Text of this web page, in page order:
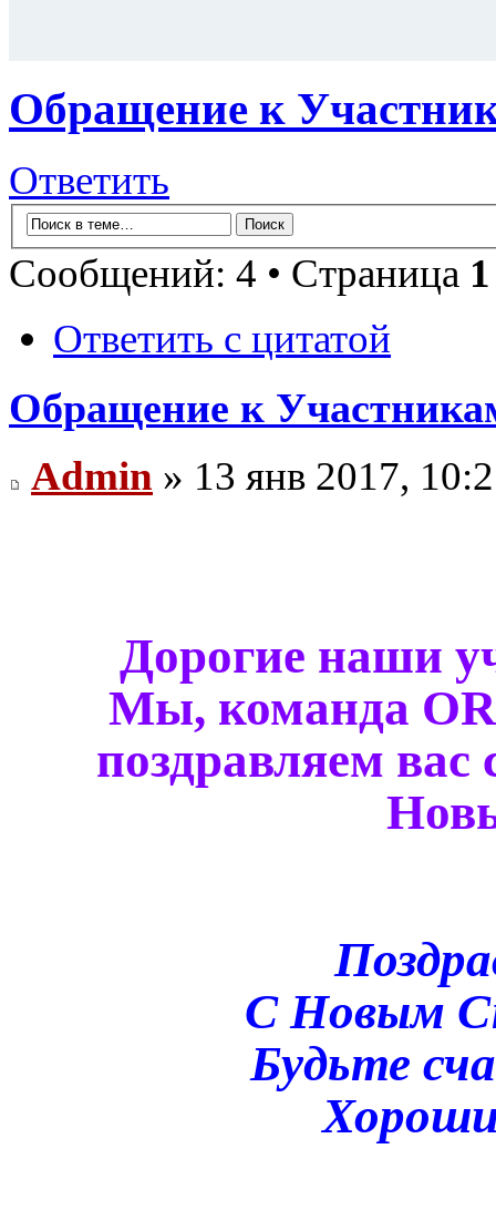
Обращение к
Ответить
Сообщений: 4 • Страница 1
Ответить с цитатой
Обращение к
Admin » 13 янв 2017,
Дорогие наши
Мы, команда
поздравляем
С Новым
Будьте